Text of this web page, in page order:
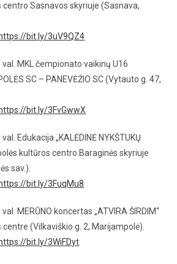
Sasnavos skyriuje (Sasnava,
https://bit.ly/3uV9QZ4
val. MKL čempionato vaikinų U16
SC – PANEVĖŽIO SC (Vytauto g. 47,
https://bit.ly/3FvGwwX
Edukacija „KALĖDINĖ NYKŠTUKŲ
kultūros centro Baraginės skyriuje
sav.).
https://bit.ly/3FuqMu8
MERŪNO koncertas „ATVIRA ŠIRDIM“
(Vilkaviškio g. 2, Marijampolė).
https://bit.ly/3WiFDyt